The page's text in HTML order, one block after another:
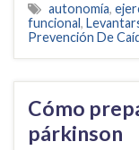
autonomía,
funcional,
Prevención De
Cómo
párkinson